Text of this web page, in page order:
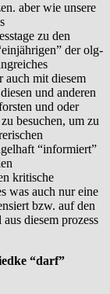
aber wie unsere
zu den
der olg-
auch mit diesem
und anderen
und oder
besuchen, um zu
“informiert”
kritische
was auch nur eine
bzw. auf den
diesem prozess
“darf”